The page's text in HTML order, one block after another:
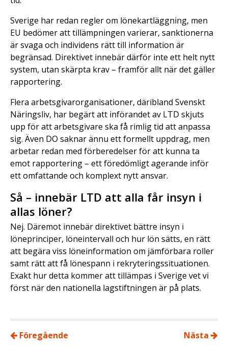
Sverige har redan regler om lönekartläggning, men
EU bedömer att tillämpningen varierar, sanktionerna
är svaga och individens rätt till information är
begränsad. Direktivet innebär därför inte ett helt nytt
system, utan skärpta krav – framför allt när det gäller
rapportering.
Flera arbetsgivarorganisationer, däribland Svenskt
Näringsliv, har begärt att införandet av LTD skjuts
upp för att arbetsgivare ska få rimlig tid att anpassa
sig. Även DO saknar ännu ett formellt uppdrag, men
arbetar redan med förberedelser för att kunna ta
emot rapportering – ett föredömligt agerande inför
ett omfattande och komplext nytt ansvar.
Så – innebär LTD att alla får insyn i
allas löner?
Nej. Däremot innebär direktivet bättre insyn i
löneprinciper, löneintervall och hur lön sätts, en rätt
att begära viss löneinformation om jämförbara roller
samt rätt att få lönespann i rekryteringssituationen.
Exakt hur detta kommer att tillämpas i Sverige vet vi
först när den nationella lagstiftningen är på plats.
Föregående Nästa